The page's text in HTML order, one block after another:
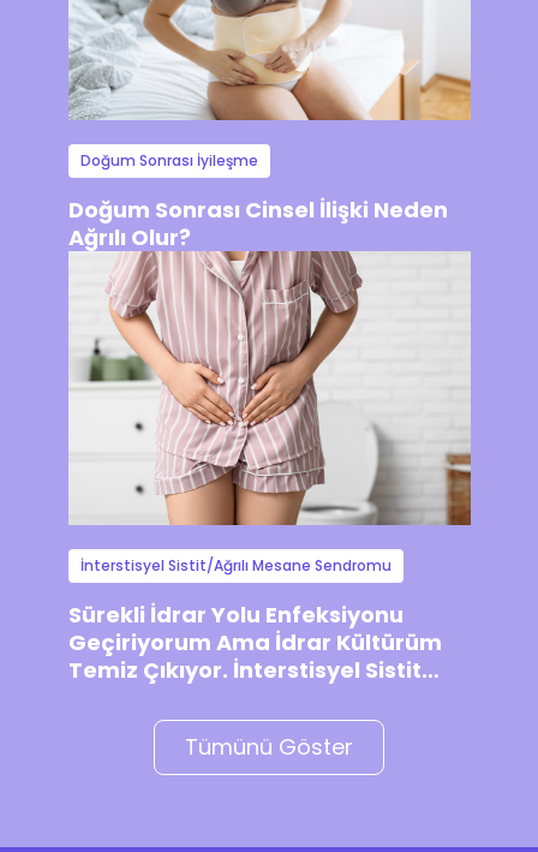
Doğum Sonrası İyileşme
Doğum Sonrası Cinsel İlişki Neden
Ağrılı Olur?
İnterstisyel Sistit/Ağrılı Mesane Sendromu
Sürekli İdrar Yolu Enfeksiyonu
Geçiriyorum Ama İdrar Kültürüm
Temiz Çıkıyor. İnterstisyel Sistit
Tümünü Göster